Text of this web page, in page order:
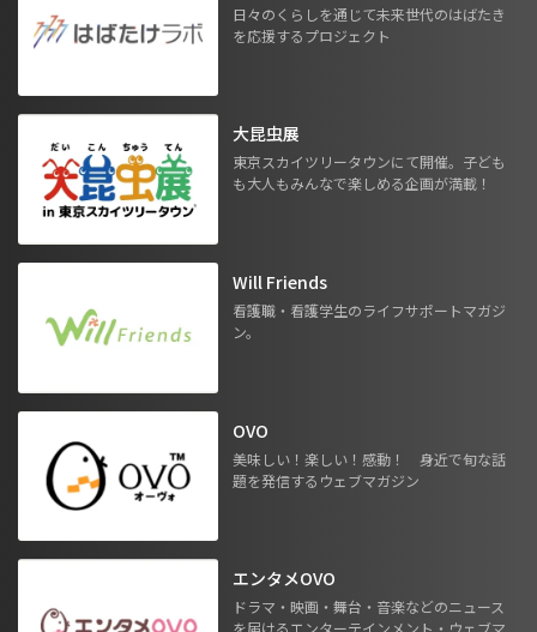
日々のくらしを通じて未来世代のはばたき
を応援するプロジェクト
大昆虫展
東京スカイツリータウンにて開催。子ども
も大人もみんなで楽しめる企画が満載！
Will Friends
看護職・看護学生のライフサポートマガジ
ン。
OVO
美味しい！楽しい！感動！ 身近で旬な話
題を発信するウェブマガジン
エンタメOVO
ドラマ・映画・舞台・音楽などのニュース